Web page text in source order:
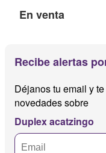
En venta
Recibe alertas
Déjanos tu email y
novedades sobre
Duplex acatzingo